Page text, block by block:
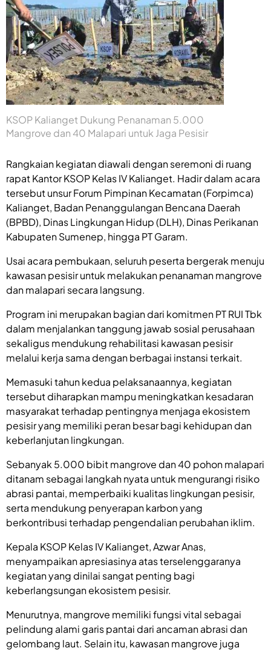
KSOP Kalianget Dukung Penanaman 5.000
Mangrove dan 40 Malapari untuk Jaga Pesisir
Rangkaian kegiatan diawali dengan seremoni di ruang
rapat Kantor KSOP Kelas IV Kalianget. Hadir dalam acara
tersebut unsur Forum Pimpinan Kecamatan (Forpimca)
Kalianget, Badan Penanggulangan Bencana Daerah
(BPBD), Dinas Lingkungan Hidup (DLH), Dinas Perikanan
Kabupaten Sumenep, hingga PT Garam.
Usai acara pembukaan, seluruh peserta bergerak menuju
kawasan pesisir untuk melakukan penanaman mangrove
dan malapari secara langsung.
Program ini merupakan bagian dari komitmen PT RUI Tbk
dalam menjalankan tanggung jawab sosial perusahaan
sekaligus mendukung rehabilitasi kawasan pesisir
melalui kerja sama dengan berbagai instansi terkait.
Memasuki tahun kedua pelaksanaannya, kegiatan
tersebut diharapkan mampu meningkatkan kesadaran
masyarakat terhadap pentingnya menjaga ekosistem
pesisir yang memiliki peran besar bagi kehidupan dan
keberlanjutan lingkungan.
Sebanyak 5.000 bibit mangrove dan 40 pohon malapari
ditanam sebagai langkah nyata untuk mengurangi risiko
abrasi pantai, memperbaiki kualitas lingkungan pesisir,
serta mendukung penyerapan karbon yang
berkontribusi terhadap pengendalian perubahan iklim.
Kepala KSOP Kelas IV Kalianget, Azwar Anas,
menyampaikan apresiasinya atas terselenggaranya
kegiatan yang dinilai sangat penting bagi
keberlangsungan ekosistem pesisir.
Menurutnya, mangrove memiliki fungsi vital sebagai
pelindung alami garis pantai dari ancaman abrasi dan
gelombang laut. Selain itu, kawasan mangrove juga